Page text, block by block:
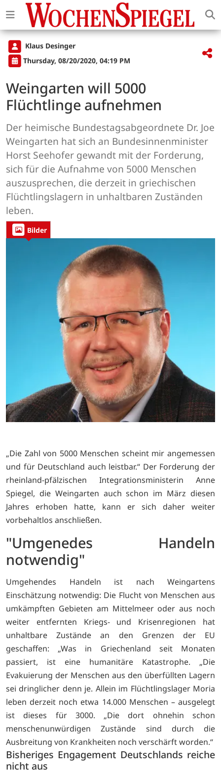
Klaus Desinger
Thursday, 08/20/2020, 04:19 PM
Weingarten will 5000
Flüchtlinge aufnehmen
Der heimische Bundestagsabgeordnete Dr. Joe
Weingarten hat sich an Bundesinnenminister
Horst Seehofer gewandt mit der Forderung,
sich für die Aufnahme von 5000 Menschen
auszusprechen, die derzeit in griechischen
Flüchtlingslagern in unhaltbaren Zuständen
leben.
Bilder
„Die Zahl von 5000 Menschen scheint mir angemessen
und für Deutschland auch leistbar.“ Der Forderung der
rheinland-pfälzischen Integrationsministerin Anne
Spiegel, die Weingarten auch schon im März diesen
Jahres erhoben hatte, kann er sich daher weiter
vorbehaltlos anschließen.
"Umgenedes Handeln
notwendig"
Umgehendes Handeln ist nach Weingartens
Einschätzung notwendig: Die Flucht von Menschen aus
umkämpften Gebieten am Mittelmeer oder aus noch
weiter entfernten Kriegs- und Krisenregionen hat
unhaltbare Zustände an den Grenzen der EU
geschaffen: „Was in Griechenland seit Monaten
passiert, ist eine humanitäre Katastrophe. „Die
Evakuierung der Menschen aus den überfüllten Lagern
sei dringlicher denn je. Allein im Flüchtlingslager Moria
leben derzeit noch etwa 14.000 Menschen – ausgelegt
ist dieses für 3000. „Die dort ohnehin schon
menschenunwürdigen Zustände sind durch die
Ausbreitung von Krankheiten noch verschärft worden.“
Bisheriges Engagement Deutschlands reiche
nicht aus